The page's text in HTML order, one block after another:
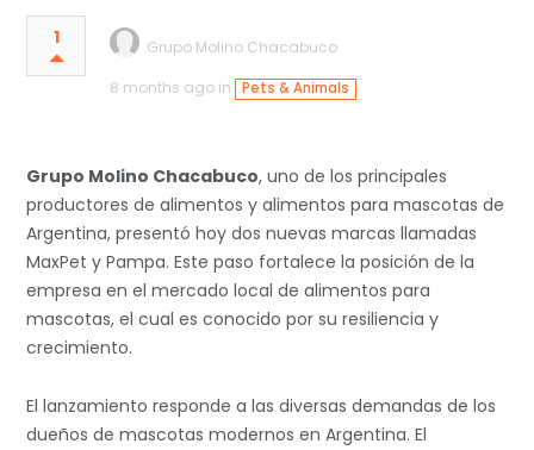
1
Grupo Molino Chacabuco
8 months ago in
Pets & Animals
Grupo Molino Chacabuco, uno de los principales
productores de alimentos y alimentos para mascotas de
Argentina, presentó hoy dos nuevas marcas llamadas
MaxPet y Pampa. Este paso fortalece la posición de la
empresa en el mercado local de alimentos para
mascotas, el cual es conocido por su resiliencia y
crecimiento.
El lanzamiento responde a las diversas demandas de los
dueños de mascotas modernos en Argentina. El